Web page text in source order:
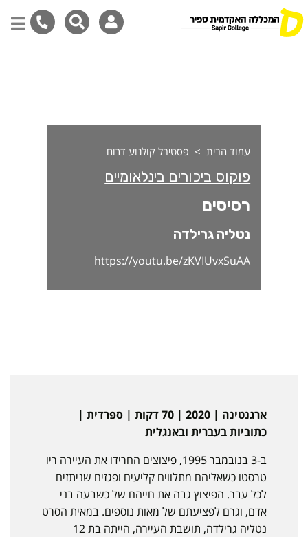
עמוד הבית פסטיבל קולנוע דרום
פוקוס ביכורים בינלאומיים
רסיסים
נטליה גרילדה
https://youtu.be/zKVIUvxSuAA
ארגנטינה | 2020 | 70 דקות | ספרדית |
כתוביות בעברית ובאנגלית
ב-3 בנובמבר 1995, פיצוצים החרידו את העיירה ריו
טרסטו כשאליהם מתלווים קליעים ופגזים שניתזים
לכל עבר. הפיצוץ גבה את חייהם של כשבעה בני
אדם, וגרם לפציעתם של מאות נוספים. במאית הסרט
נטליה גרילדה, תושבת העיירה, הייתה בת 12